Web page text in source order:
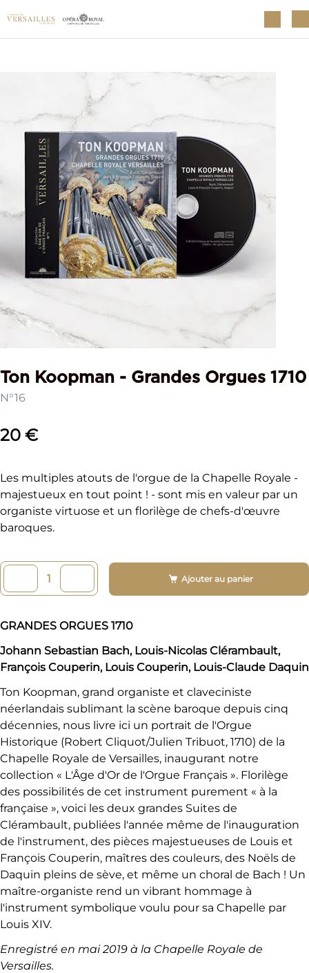
Ton Koopman - Grandes Orgues 1710
N°16
20 €
Les multiples atouts de l'orgue de la Chapelle Royale -
majestueux en tout point ! - sont mis en valeur par un
organiste virtuose et un florilège de chefs-d'œuvre
baroques.
Ajouter au panier
GRANDES ORGUES 1710
Johann Sebastian Bach, Louis-Nicolas Clérambault,
François Couperin, Louis Couperin, Louis-Claude Daquin
Ton Koopman, grand organiste et claveciniste
néerlandais sublimant la scène baroque depuis cinq
décennies, nous livre ici un portrait de l'Orgue
Historique (Robert Cliquot/Julien Tribuot, 1710) de la
Chapelle Royale de Versailles, inaugurant notre
collection « L'Âge d'Or de l'Orgue Français ». Florilège
des possibilités de cet instrument purement « à la
française », voici les deux grandes Suites de
Clérambault, publiées l'année même de l'inauguration
de l'instrument, des pièces majestueuses de Louis et
François Couperin, maîtres des couleurs, des Noëls de
Daquin pleins de sève, et même un choral de Bach ! Un
maître-organiste rend un vibrant hommage à
l'instrument symbolique voulu pour sa Chapelle par
Louis XIV.
Enregistré en mai 2019 à la Chapelle Royale de
Versailles.